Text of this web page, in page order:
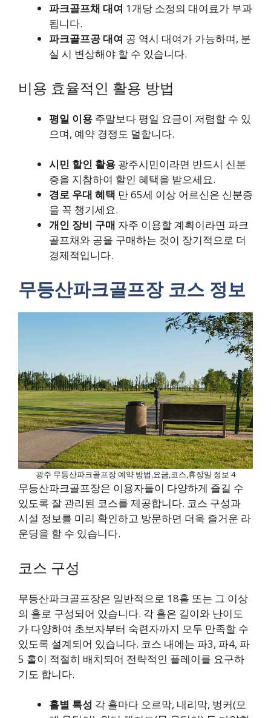
파크골프채 대여 1개당 소정의 대여료가 부과
됩니다.
파크골프공 대여 공 역시 대여가 가능하며, 분
실 시 변상해야 할 수 있습니다.
비용 효율적인 활용 방법
평일 이용 주말보다 평일 요금이 저렴할 수 있
으며, 예약 경쟁도 덜합니다.
시민 할인 활용 광주시민이라면 반드시 신분
증을 지참하여 할인 혜택을 받으세요.
경로 우대 혜택 만 65세 이상 어르신은 신분증
을 꼭 챙기세요.
개인 장비 구매 자주 이용할 계획이라면 파크
골프채와 공을 구매하는 것이 장기적으로 더
경제적입니다.
무등산파크골프장 코스 정보
광주 무등산파크골프장 예약 방법,요금,코스,휴장일 정보 4
무등산파크골프장은 이용자들이 다양하게 즐길 수
있도록 잘 관리된 코스를 제공합니다. 코스 구성과
시설 정보를 미리 확인하고 방문하면 더욱 즐거운 라
운딩을 할 수 있습니다.
코스 구성
무등산파크골프장은 일반적으로 18홀 또는 그 이상
의 홀로 구성되어 있습니다. 각 홀은 길이와 난이도
가 다양하여 초보자부터 숙련자까지 모두 만족할 수
있도록 설계되어 있습니다. 코스 내에는 파3, 파4, 파
5 홀이 적절히 배치되어 전략적인 플레이를 요구하
기도 합니다.
홀별 특성 각 홀마다 오르막, 내리막, 벙커(모